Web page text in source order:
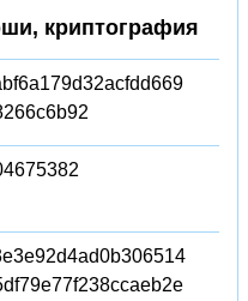
криптография